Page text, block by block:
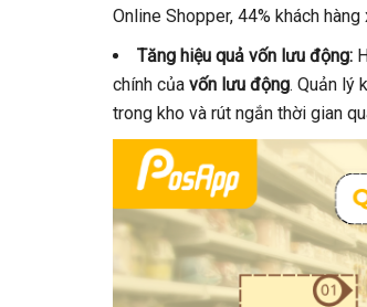
Online Shopper, 44% khách
Tăng hiệu quả vốn lưu động:
chính của vốn lưu động. Quản lý
trong kho và rút ngắn thời gian